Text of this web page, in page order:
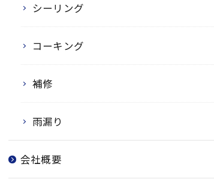
シーリング
コーキング
補修
雨漏り
会社概要